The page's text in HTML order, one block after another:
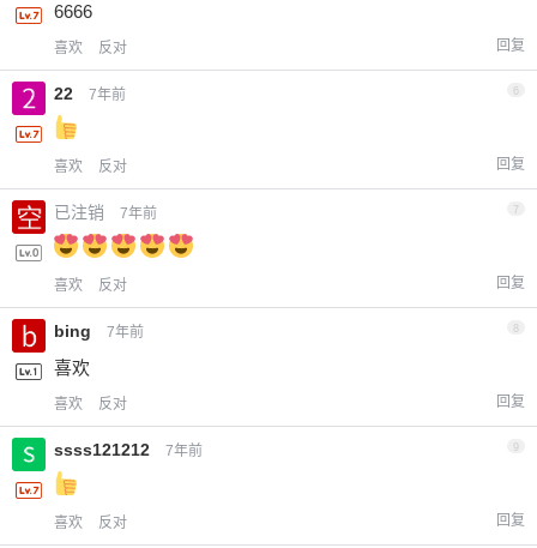
6666
喜欢 反对 回复
22 7年前 6
喜欢 反对 回复
已注销 7年前 7
喜欢 反对 回复
bing 7年前
喜欢
喜欢 反对 回复
ssss121212 7年前 9
喜欢 反对 回复